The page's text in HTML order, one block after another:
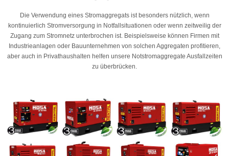
Die Verwendung eines Stromaggregats ist besonders nützlich, wenn
kontinuierlich Stromversorgung in Notfallsituationen oder wenn zeitweilig der
Zugang zum Stromnetz unterbrochen ist. Beispielsweise können Firmen mit
Industrieanlagen oder Bauunternehmen von solchen Aggregaten profitieren,
aber auch in Privathaushalten helfen unsere Notstromaggregate Ausfallzeiten
zu überbrücken.